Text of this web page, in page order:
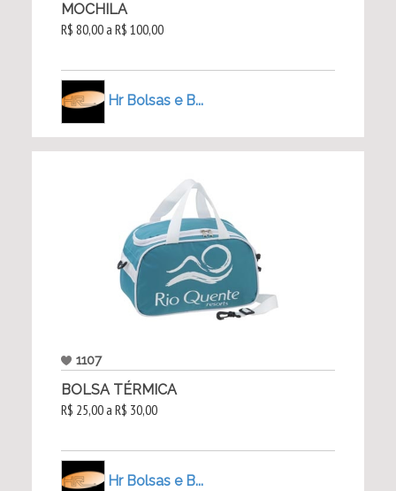
MOCHILA
R$ 80,00 a R$ 100,00
Hr Bolsas e B...
1107
BOLSA TÉRMICA
R$ 25,00 a R$ 30,00
Hr Bolsas e B...